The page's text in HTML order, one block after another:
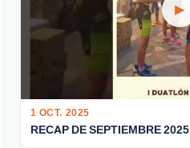
▶
1 OCT. 2025
RECAP DE SEPTIEMBRE 2025